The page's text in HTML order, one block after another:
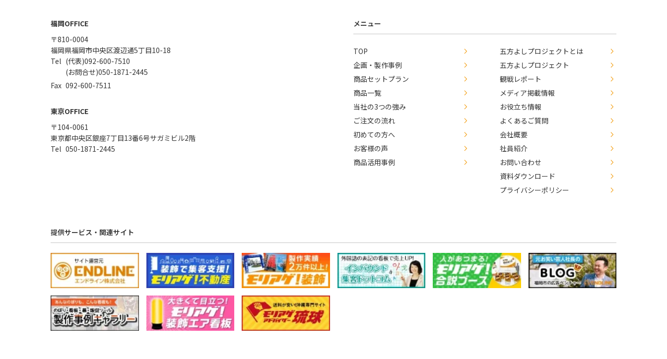
福岡OFFICE
〒810-0004
福岡県福岡市中央区渡辺通5丁目10-18
(代表)092-600-7510
(お問合せ)050-1871-2445
092-600-7511
東京OFFICE
〒104-0061
東京都中央区銀座7丁目13番6号サガミビル2階
050-1871-2445
メニュー
TOP
企画・製作事例
商品セットプラン
商品一覧
当社の3つの強み
ご注文の流れ
初めての方へ
お客様の声
商品活用事例
五方よしプロジェクトとは
五方よしプロジェクト
観戦レポート
メディア掲載情報
お役立ち情報
よくあるご質問
会社概要
社員紹介
お問い合わせ
資料ダウンロード
プライバシーポリシー
提供サービス・関連サイト